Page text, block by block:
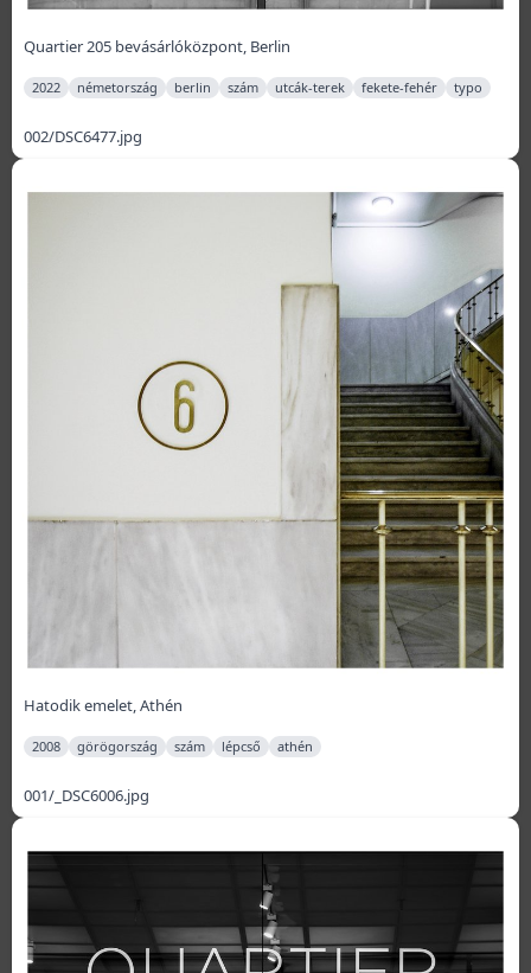
Quartier 205 bevásárlóközpont, Berlin
2022 németország berlin szám utcák-terek fekete-fehér typo
002/DSC6477.jpg
Hatodik emelet, Athén
2008 görögország szám lépcső athén
001/_DSC6006.jpg